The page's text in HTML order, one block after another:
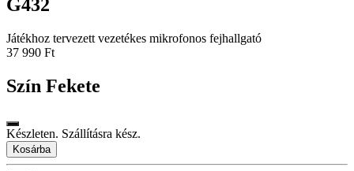
G432
Játékhoz tervezett vezetékes mikrofonos fejhallgató
37 990 Ft
Szín Fekete
Készleten. Szállításra kész.
Kosárba